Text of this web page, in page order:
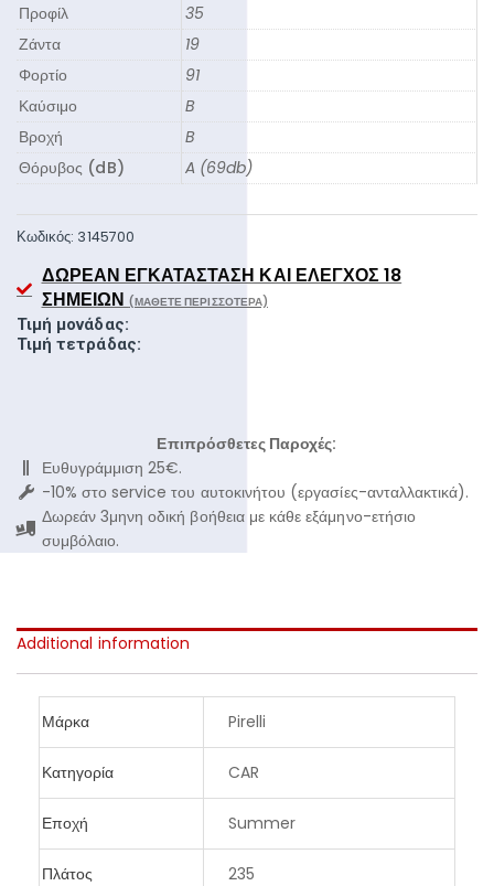
Προφίλ
35
Ζάντα
19
Φορτίο
91
Καύσιμο
B
Βροχή
B
Θόρυβος (dB)
A (69db)
Κωδικός: 3145700
ΔΩΡΕΆΝ ΕΓΚΑΤΆΣΤΑΣΗ ΚΑΙ ΈΛΕΓΧΟΣ 18
ΣΗΜΕΊΩΝ (ΜΆΘΕΤΕ ΠΕΡΙΣΣΌΤΕΡΑ)
Τιμή μονάδας:
Τιμή τετράδας:
Επιπρόσθετες Παροχές:
Ευθυγράμμιση 25€.
-10% στο service του αυτοκινήτου (εργασίες-ανταλλακτικά).
Δωρεάν 3μηνη οδική βοήθεια με κάθε εξάμηνο-ετήσιο
συμβόλαιο.
Additional information
Μάρκα Pirelli
Κατηγορία CAR
Εποχή Summer
Πλάτος 235